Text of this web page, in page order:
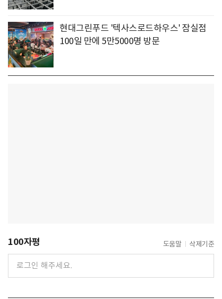
현대그린푸드 '텍사스로드하우스' 잠실점
100일 만에 5만5000명 방문
100자평 도움말 삭제기준